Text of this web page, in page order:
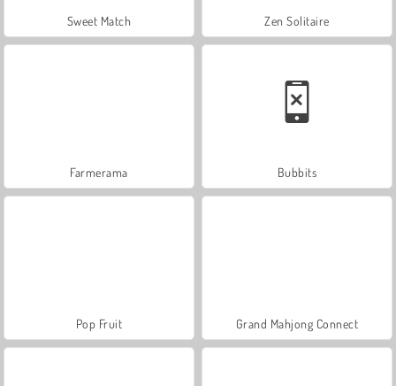
Sweet Match Zen Solitaire
Farmerama Bubbits
Pop Fruit Grand Mahjong Connect